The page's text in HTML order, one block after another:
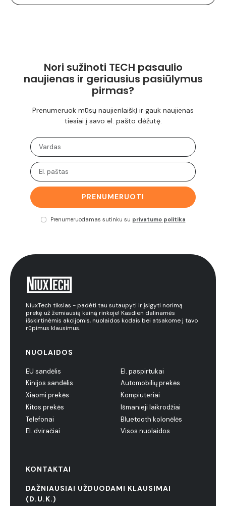
Nori sužinoti TECH pasaulio
naujienas ir geriausius pasiūlymus
pirmas?
Prenumeruok mūsų naujienlaiškį ir gauk naujienas
tiesiai į savo el. pašto dėžutę.
PRENUMERUOTI
Prenumeruodamas sutinku su privatumo politika
NiuxTech tikslas - padėti tau sutaupyti ir įsigyti norimą
prekę už žemiausią kainą rinkoje! Kasdien dalinamės
išskirtinėmis akcijomis, nuolaidos kodais bei atsakome į tavo
rūpimus klausimus.
NUOLAIDOS
EU sandėlis
Kinijos sandėlis
Xiaomi prekės
Kitos prekės
Telefonai
El. dviračiai
El. paspirtukai
Automobilių prekės
Kompiuteriai
Išmanieji laikrodžiai
Bluetooth kolonėlės
Visos nuolaidos
KONTAKTAI
DAŽNIAUSIAI UŽDUODAMI KLAUSIMAI
(D.U.K.)